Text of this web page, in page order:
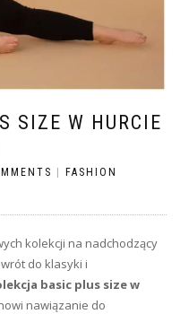
SIZE W HURCIE
| FASHION
kolekcji na nadchodzący
do klasyki i
basic plus size w
nawiązanie do